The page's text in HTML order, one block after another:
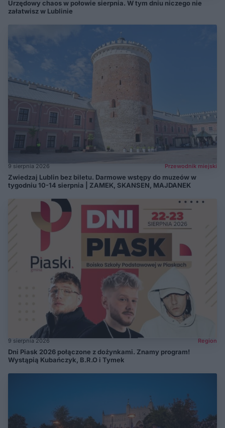
Urzędowy chaos w połowie sierpnia. W tym dniu niczego nie
załatwisz w Lublinie
9 sierpnia 2026 Przewodnik miejski
Zwiedzaj Lublin bez biletu. Darmowe wstępy do muzeów w
tygodniu 10-14 sierpnia | ZAMEK, SKANSEN, MAJDANEK
9 sierpnia 2026 Region
Dni Piask 2026 połączone z dożynkami. Znamy program!
Wystąpią Kubańczyk, B.R.O i Tymek